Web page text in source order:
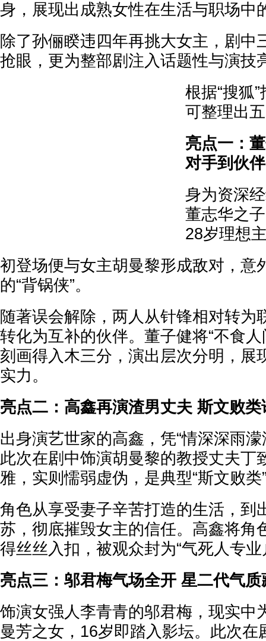
身，展现出成熟女性在生活与职场中
除了孙俪睽违四年再挑大女主，剧中
抢眼，更为整部剧注入话题性与演技
根据“搜狐
可整理出
亮点一：
对手到伙
身为资深
董志华之
28岁理想
初登场便与女主胡曼黎形成敌对，意
的“背锅侠”。
随著误会解除，两人从针锋相对转为
转化为互补的伙伴。董子健将“不食
刻画得入木三分，演出层次分明，展
实力。
亮点二：高鑫再演渣男丈夫 斯文败类
出身演艺世家的高鑫，凭“情深深雨濛
此次在剧中饰演胡曼黎的教授丈夫丁
雅，实则懦弱虚伪，是典型“斯文败类
角色从享受妻子辛苦打造的生活，到
苏，彻底摧毁女主的信任。高鑫将角
得丝丝入扣，被观众封为“气死人专业
亮点三：邬君梅气场全开 星二代气质
饰演女强人李青青的邬君梅，现实中
曼芳之女，16岁即踏入影坛。此次在